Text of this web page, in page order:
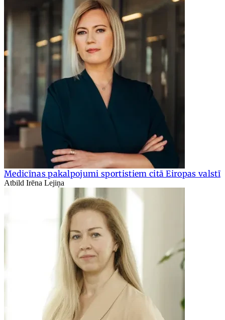
Medicīnas pakalpojumi sportistiem citā Eiropas valstī
Atbild Irēna Lejiņa